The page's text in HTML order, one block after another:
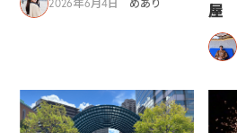
2026年6月4日 めあり
屋